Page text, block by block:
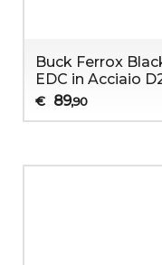
Buck Ferrox
EDC in Acciaio
€ 89,90